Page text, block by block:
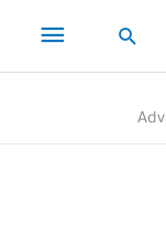
البحث